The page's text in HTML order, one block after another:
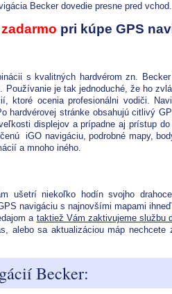
Becker dovedie presne pred vchod.
zadarmo pri kúpe GPS
s kvalitných hardvérom zn.
Používanie je tak jednoduché, že ho
ktoré ocenia profesionálni vodiči.
hardvérovej stránke obsahujú citlivý
displejov a prípadne aj prístup
iGO navigáciu, podrobné mapy,
a mnoho iného.
ušetrí niekoľko hodín svojho
navigáciu s najnovšími mapami
a taktiež Vám zaktivujeme službu
alebo sa aktualizáciou máp nechcete
Becker: